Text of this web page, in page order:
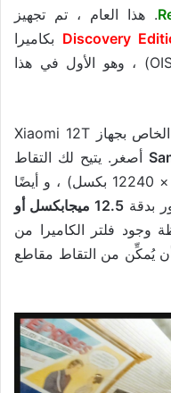
. هذا العام ، تم تجهيز
بكاميرا
(مع OIS) ، وهو الأول في هذا
هذا ليس مستشعر Samsung HP1 الخاص بجهاز Xiaomi 12T
أصغر. يتيح لك التقاط
(16320 × 12240 بكسل) ، و أيضًا
بدقة
12.5 ميجابكسل أو
وجود فلتر الكاميرا من
أن يُمكِّن من التقاط مقاطع